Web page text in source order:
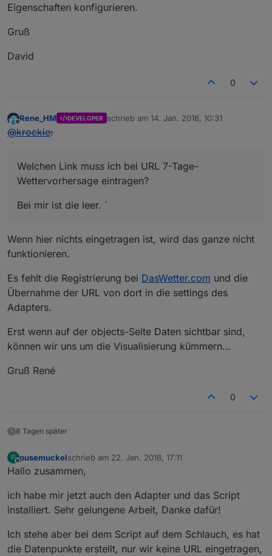
Eigenschaften konfigurieren.
Gruß
David
0
Offline
Rene_HM DEVELOPER schrieb am 14. Jan. 2018, 10:31
zuletzt editiert von
@krockie:
Welchen Link muss ich bei URL 7-Tage-
Wettervorhersage eintragen?
Bei mir ist die leer. `
Wenn hier nichts eingetragen ist, wird das ganze nicht
funktionieren.
Es fehlt die Registrierung bei DasWetter.com und die
Übernahme der URL von dort in die settings des
Adapters.
Erst wenn auf der objects-Seite Daten sichtbar sind,
können wir uns um die Visualisierung kümmern…
Gruß René
0
8 Tagen später
P
Offline
pusemuckelschrieb am 22. Jan. 2018, 17:11
zuletzt editiert von
Hallo zusammen,
ich habe mir jetzt auch den Adapter und das Script
installiert. Sehr gelungene Arbeit, Danke dafür!
Ich stehe aber bei dem Script auf dem Schlauch, es hat
die Datenpunkte erstellt, nur wir keine URL eingetragen,